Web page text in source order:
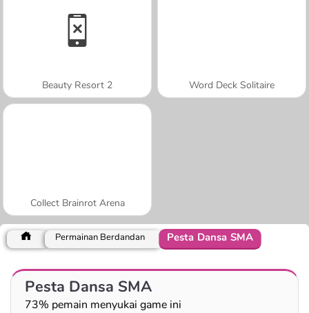
Beauty Resort 2 Word Deck Solitaire
Collect Brainrot Arena
Permainan Berdandan Pesta Dansa SMA
Pesta Dansa SMA
73% pemain menyukai game ini